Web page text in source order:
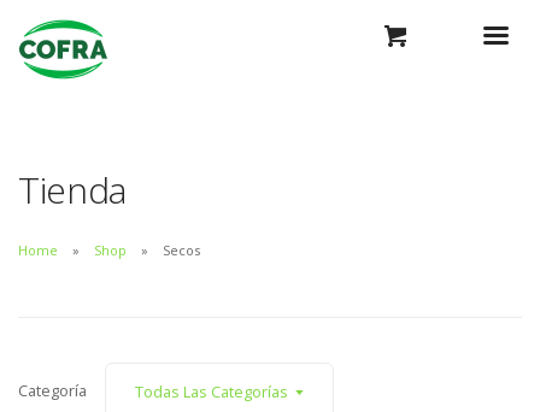
Tienda
Home Shop Secos
Categoría Todas Las Categorías